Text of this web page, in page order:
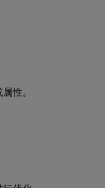
性。